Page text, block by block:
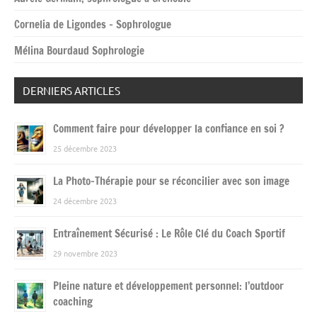
Cornelia de Ligondes – Sophrologue
Mélina Bourdaud Sophrologie
DERNIERS ARTICLES
Comment faire pour développer la confiance en soi ?
25 décembre 2023
La Photo-Thérapie pour se réconcilier avec son image
24 décembre 2023
Entraînement Sécurisé : Le Rôle Clé du Coach Sportif
29 novembre 2023
Pleine nature et développement personnel: l’outdoor
coaching